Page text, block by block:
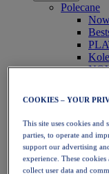
Polecane
COOKIES – YOUR
This site uses cookies
parties, to operate and
support our advertising
experience. These
collect user data and